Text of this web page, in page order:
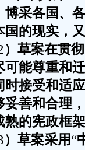
博采各国、
国的现实，
）草案在贯
可能尊重和
时接受和适
妥善和合理
熟的宪政框
）草案采用 “